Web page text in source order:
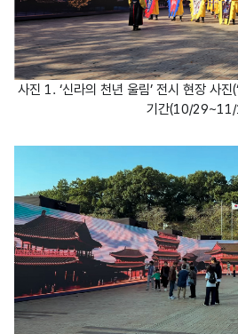
사진 1. ‘신라의 천년 울림’ 전시 현장 사
기간(10/29~11/